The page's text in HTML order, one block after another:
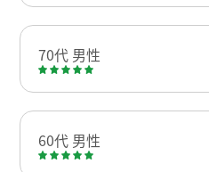
70代 男性
60代 男性